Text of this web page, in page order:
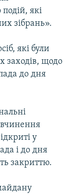
які
зібрань».
які були
заходів, щодо
до дня
у
і до дня
закриттю.